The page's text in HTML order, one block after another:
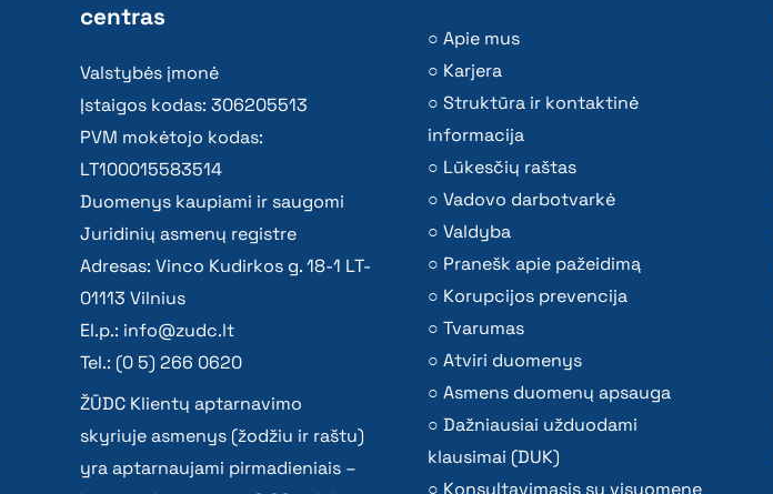
centras
Valstybės įmonė
Įstaigos kodas: 306205513
PVM mokėtojo kodas:
LT100015583514
Duomenys kaupiami ir saugomi
Juridinių asmenų registre
Adresas: Vinco Kudirkos g. 18-1 LT-
01113 Vilnius
El.p.: info@zudc.lt
Tel.: (0 5) 266 0620
ŽŪDC Klientų aptarnavimo
skyriuje asmenys (žodžiu ir raštu)
yra aptarnaujami pirmadieniais –
Apie mus
Karjera
Struktūra ir kontaktinė
informacija
Lūkesčių raštas
Vadovo darbotvarkė
Valdyba
Pranešk apie pažeidimą
Korupcijos prevencija
Tvarumas
Atviri duomenys
Asmens duomenų apsauga
Dažniausiai užduodami
klausimai (DUK)